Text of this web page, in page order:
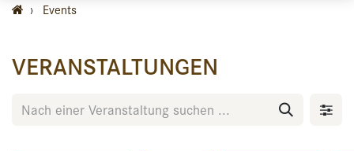
› Events
VERANSTALTUNGEN